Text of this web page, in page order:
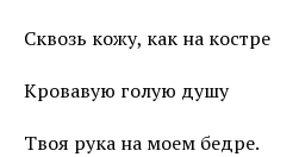
Сквозь кожу, как на костре
Кровавую голую душу
Твоя рука на моем бедре.